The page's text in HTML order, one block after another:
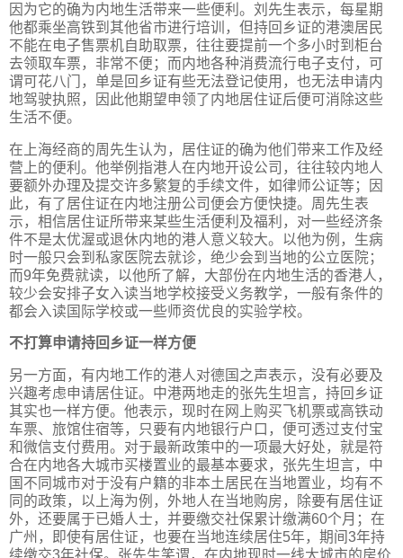
因为它的确为内地生活带来一些便利。刘先生表示，每星期
他都乘坐高铁到其他省市进行培训，但持回乡证的港澳居民
不能在电子售票机自助取票，往往要提前一个多小时到柜台
去领取车票，非常不便；而内地各种消费流行电子支付，可
谓可花八门，单是回乡证有些无法登记使用，也无法申请内
地驾驶执照，因此他期望申领了内地居住证后便可消除这些
生活不便。
在上海经商的周先生认为，居住证的确为他们带来工作及经
营上的便利。他举例指港人在内地开设公司，往往较内地人
要额外办理及提交许多繁复的手续文件，如律师公证等；因
此，有了居住证在内地注册公司便会方便快捷。周先生表
示，相信居住证所带来某些生活便利及福利，对一些经济条
件不是太优渥或退休内地的港人意义较大。以他为例，生病
时一般只会到私家医院去就诊，绝少会到当地的公立医院；
而9年免费就读，以他所了解，大部份在内地生活的香港人，
较少会安排子女入读当地学校接受义务教学，一般有条件的
都会入读国际学校或一些师资优良的实验学校。
不打算申请持回乡证一样方便
另一方面，有内地工作的港人对德国之声表示，没有必要及
兴趣考虑申请居住证。中港两地走的张先生坦言，持回乡证
其实也一样方便。他表示，现时在网上购买飞机票或高铁动
车票、旅馆住宿等，只要有内地银行户口，便可透过支付宝
和微信支付费用。对于最新政策中的一项最大好处，就是符
合在内地各大城市买楼置业的最基本要求，张先生坦言，中
国不同城市对于没有户籍的非本土居民在当地置业，均有不
同的政策，以上海为例，外地人在当地购房，除要有居住证
外，还要属于已婚人士，并要缴交社保累计缴满60个月；在
广州，即使有居住证，也要在当地连续居住5年，期间3年持